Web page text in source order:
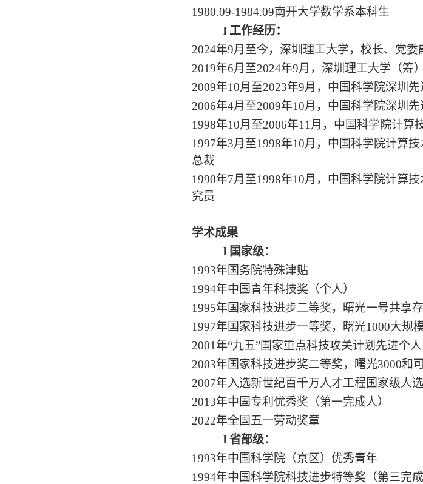
1980.09-1984.09南开大学数学系本科生
l 工作经历：
2024年9月至今，深圳理工大学，校长、党委
2019年6月至2024年9月，深圳理工大学（筹
2009年10月至2023年9月，中国科学院深圳
2006年4月至2009年10月，中国科学院深圳
1998年10月至2006年11月，中国科学院计算
1997年3月至1998年10月，中国科学院计算
总裁
1990年7月至1998年10月，中国科学院计算
究员
学术成果
l 国家级：
1993年国务院特殊津贴
1994年中国青年科技奖（个人）
1995年国家科技进步二等奖，曙光一号共享
1997年国家科技进步一等奖，曙光1000大规
2001年“九五”国家重点科技攻关计划先进个人
2003年国家科技进步奖二等奖，曙光3000和
2007年入选新世纪百千万人才工程国家级人选
2013年中国专利优秀奖（第一完成人）
2022年全国五一劳动奖章
l 省部级：
1993年中国科学院（京区）优秀青年
1994年中国科学院科技进步特等奖（第三完